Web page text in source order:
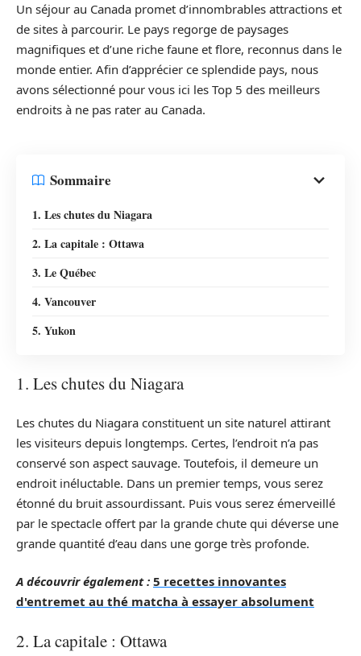
Un séjour au Canada promet d’innombrables attractions et
de sites à parcourir. Le pays regorge de paysages
magnifiques et d’une riche faune et flore, reconnus dans le
monde entier. Afin d’apprécier ce splendide pays, nous
avons sélectionné pour vous ici les Top 5 des meilleurs
endroits à ne pas rater au Canada.
Sommaire
1. Les chutes du Niagara
2. La capitale : Ottawa
3. Le Québec
4. Vancouver
5. Yukon
1. Les chutes du Niagara
Les chutes du Niagara constituent un site naturel attirant
les visiteurs depuis longtemps. Certes, l’endroit n’a pas
conservé son aspect sauvage. Toutefois, il demeure un
endroit inéluctable. Dans un premier temps, vous serez
étonné du bruit assourdissant. Puis vous serez émerveillé
par le spectacle offert par la grande chute qui déverse une
grande quantité d’eau dans une gorge très profonde.
A découvrir également : 5 recettes innovantes
d'entremet au thé matcha à essayer absolument
2. La capitale : Ottawa